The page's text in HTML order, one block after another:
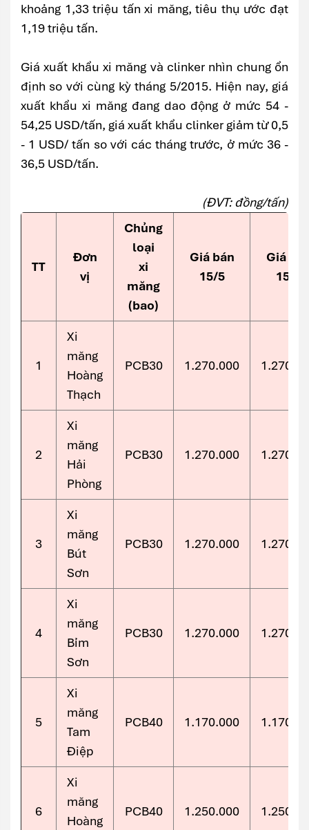
khoảng 1,33 triệu tấn xi măng, tiêu thụ ước đạt
1,19 triệu tấn.
Giá xuất khẩu xi măng và clinker nhìn chung ổn
định so với cùng kỳ tháng 5/2015. Hiện nay, giá
xuất khẩu xi măng đang dao động ở mức 54 -
54,25 USD/tấn, giá xuất khẩu clinker giảm từ 0,5
- 1 USD/ tấn so với các tháng trước, ở mức 36 -
36,5 USD/tấn.
(ĐVT: đồng/tấn)
TT
Đơn
vị
Chủng
loại
xi
măng
(bao)
Giá bán
15/5
Giá
15/6
1
Xi
măng
Hoàng
Thạch
PCB30 1.270.000
2
Xi
măng
Hải
Phòng
PCB30 1.270.000
3
Xi
măng
Bút
Sơn
PCB30 1.270.000
4
Xi
măng
Bỉm
Sơn
PCB30 1.270.000
5
Xi
măng
Tam
Điệp
PCB40 1.170.000
6
Xi
măng
Hoàng
PCB40 1.250.000